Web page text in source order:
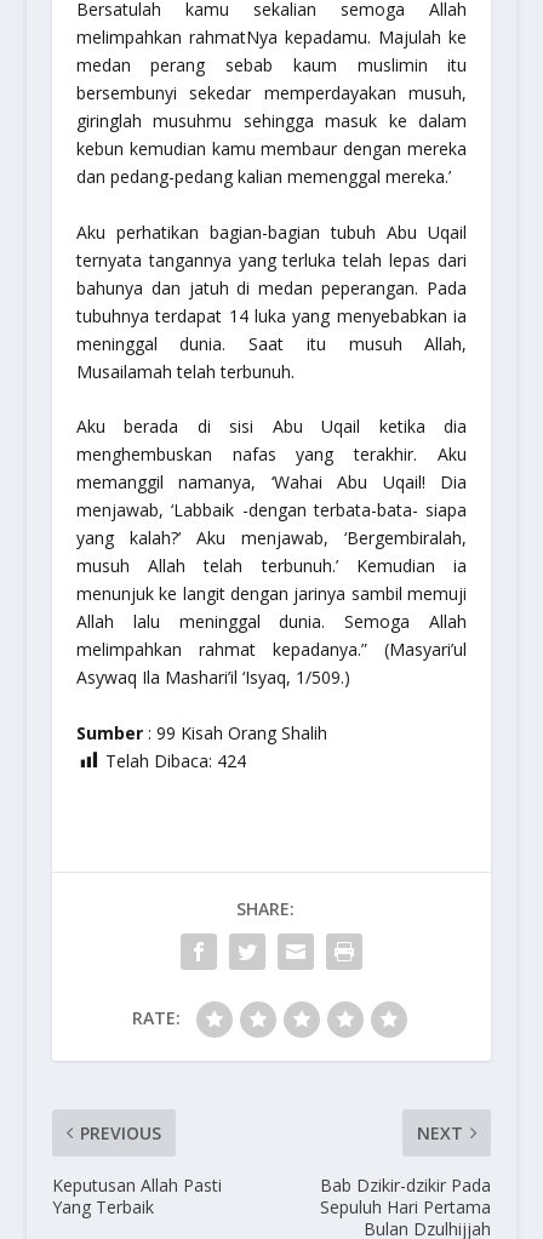
Bersatulah kamu sekalian semoga Allah
melimpahkan rahmatNya kepadamu. Majulah ke
medan perang sebab kaum muslimin itu
bersembunyi sekedar memperdayakan musuh,
giringlah musuhmu sehingga masuk ke dalam
kebun kemudian kamu membaur dengan mereka
dan pedang-pedang kalian memenggal mereka.’
Aku perhatikan bagian-bagian tubuh Abu Uqail
ternyata tangannya yang terluka telah lepas dari
bahunya dan jatuh di medan peperangan. Pada
tubuhnya terdapat 14 luka yang menyebabkan ia
meninggal dunia. Saat itu musuh Allah,
Musailamah telah terbunuh.
Aku berada di sisi Abu Uqail ketika dia
menghembuskan nafas yang terakhir. Aku
memanggil namanya, ‘Wahai Abu Uqail! Dia
menjawab,‘Labbaik -dengan terbata-bata- siapa
yang kalah?’ Aku menjawab, ‘Bergembiralah,
musuh Allah telah terbunuh.’ Kemudian ia
menunjuk ke langit dengan jarinya sambil memuji
Allah lalu meninggal dunia. Semoga Allah
melimpahkan rahmat kepadanya.” (Masyari’ul
Asywaq Ila Mashari’il ‘Isyaq, 1/509.)
Sumber : 99 Kisah Orang Shalih
Telah Dibaca: 424
SHARE:
RATE:
PREVIOUS
Keputusan Allah Pasti
Yang Terbaik
NEXT
Bab Dzikir-dzikir Pada
Sepuluh Hari Pertama
Bulan Dzulhijjah